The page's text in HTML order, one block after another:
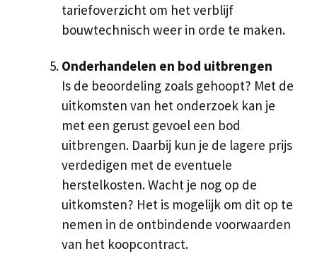
tariefoverzicht om het verblijf
bouwtechnisch weer in orde te maken.
Onderhandelen en bod uitbrengen
Is de beoordeling zoals gehoopt? Met de
uitkomsten van het onderzoek kan je
met een gerust gevoel een bod
uitbrengen. Daarbij kun je de lagere prijs
verdedigen met de eventuele
herstelkosten. Wacht je nog op de
uitkomsten? Het is mogelijk om dit op te
nemen in de ontbindende voorwaarden
van het koopcontract.